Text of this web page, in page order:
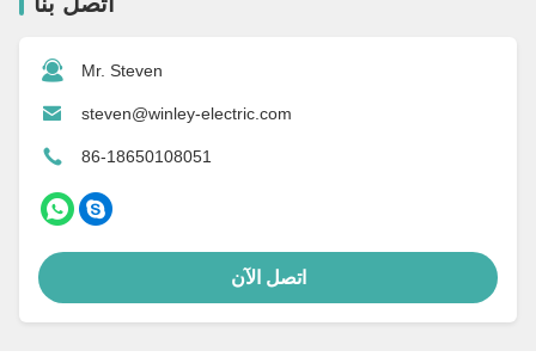
Mr. Steven
steven@winley-electric.com
86-18650108051
اتصل الآن